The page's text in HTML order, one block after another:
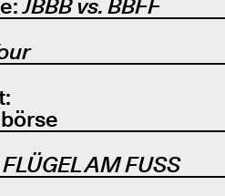
JBBB vs. BBFF
FLÜGEL AM FUSS